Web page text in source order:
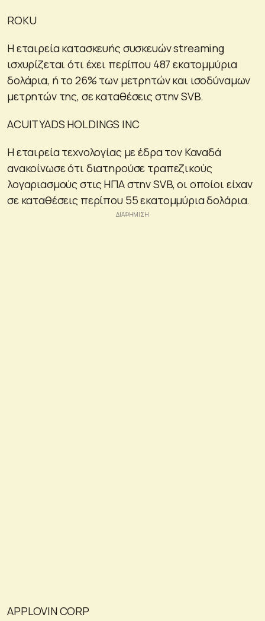
ROKU
Η εταιρεία κατασκευής συσκευών streaming
ισχυρίζεται ότι έχει περίπου 487 εκατομμύρια
δολάρια, ή το 26% των μετρητών και ισοδύναμων
μετρητών της, σε καταθέσεις στην SVB.
ACUITYADS HOLDINGS INC
Η εταιρεία τεχνολογίας με έδρα τον Καναδά
ανακοίνωσε ότι διατηρούσε τραπεζικούς
λογαριασμούς στις ΗΠΑ στην SVB, οι οποίοι είχαν
σε καταθέσεις περίπου 55 εκατομμύρια δολάρια.
APPLOVIN CORP